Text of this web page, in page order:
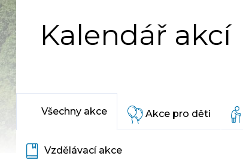
Kalendář akcí
Všechny akce Akce pro děti
Vzdělávací akce